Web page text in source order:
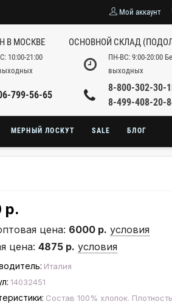
Мой аккаунт
В МОСКВЕ
10:00-21:00
799-56-65
ОСНОВНОЙ СКЛАД
ПН-ВС: 9:00-20:00
выходных
8-800-302-30-
8-499-408-20-
МЕРНЫЙ ЛОСКУТ SALE БЛОГ
р.
цена: 6000 р. условия
цена: 4875 р. условия
Италия
14032451
Состав 100% хлопок.